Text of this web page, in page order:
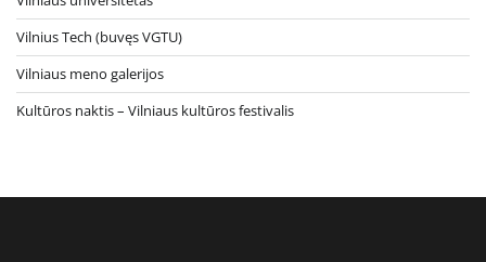
Vilnius Tech (buvęs VGTU)
Vilniaus meno galerijos
Kultūros naktis – Vilniaus kultūros festivalis